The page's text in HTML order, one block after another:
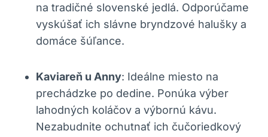
na tradičné slovenské jedlá. Odporúčame
vyskúšať ich slávne bryndzové halušky a
domáce šúľance.
Kaviareň u Anny: Ideálne miesto na
prechádzke po dedine. Ponúka výber
lahodných koláčov a výbornú kávu.
Nezabudnite ochutnať ich čučoriedkový